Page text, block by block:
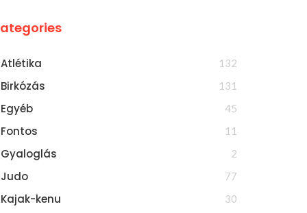
Atlétika 132
Birkózás 131
Egyéb 45
Fontos 11
Gyaloglás 2
Judo 77
Kajak-kenu 30